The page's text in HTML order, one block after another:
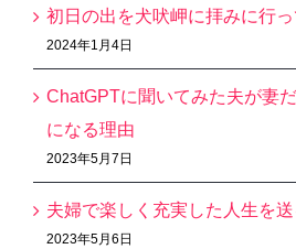
初日の出を犬吠岬に拝みに行っ
2024年1月4日
ChatGPTに聞いてみた夫が妻
になる理由
2023年5月7日
夫婦で楽しく充実した人生を
2023年5月6日